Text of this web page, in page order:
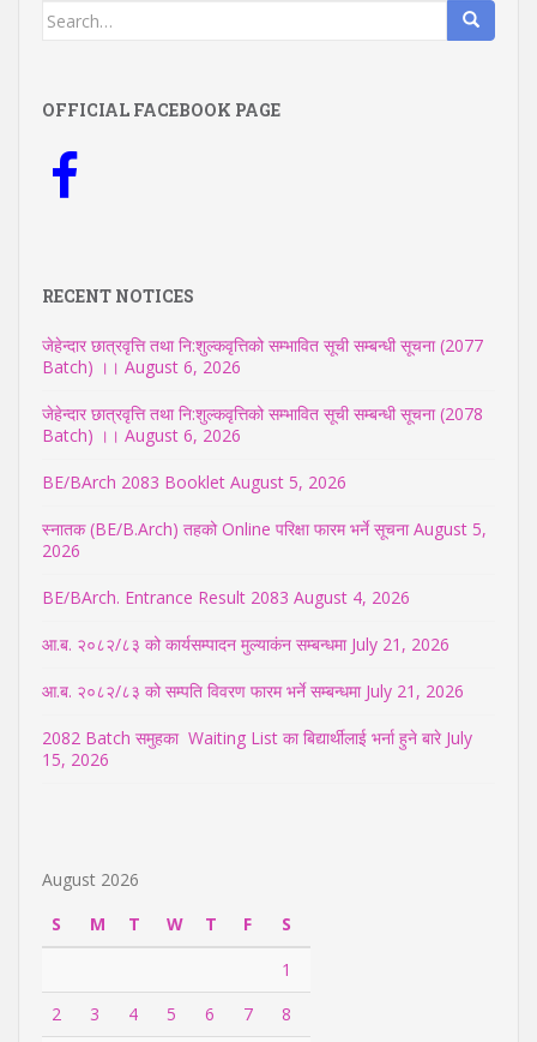
Search
OFFICIAL FACEBOOK PAGE
RECENT NOTICES
जेहेन्दार छात्रवृत्ति तथा नि:शुल्कवृत्तिको सम्भावित सूची सम्बन्धी सूचना (2077
Batch) ।। August 6, 2026
जेहेन्दार छात्रवृत्ति तथा नि:शुल्कवृत्तिको सम्भावित सूची सम्बन्धी सूचना (2078
Batch) ।। August 6, 2026
BE/BArch 2083 Booklet August 5, 2026
स्नातक (BE/B.Arch) तहको Online परिक्षा फारम भर्ने सूचना August 5,
2026
BE/BArch. Entrance Result 2083 August 4, 2026
आ.ब. २०८२/८३ को कार्यसम्पादन मुल्याकंन सम्बन्धमा July 21, 2026
आ.ब. २०८२/८३ को सम्पति विवरण फारम भर्ने सम्बन्धमा July 21, 2026
2082 Batch समुहका Waiting List का बिद्यार्थीलाई भर्ना हुने बारे July
15, 2026
August 2026
S
M T W T F
S
1
2
3 4 5 6 7
8